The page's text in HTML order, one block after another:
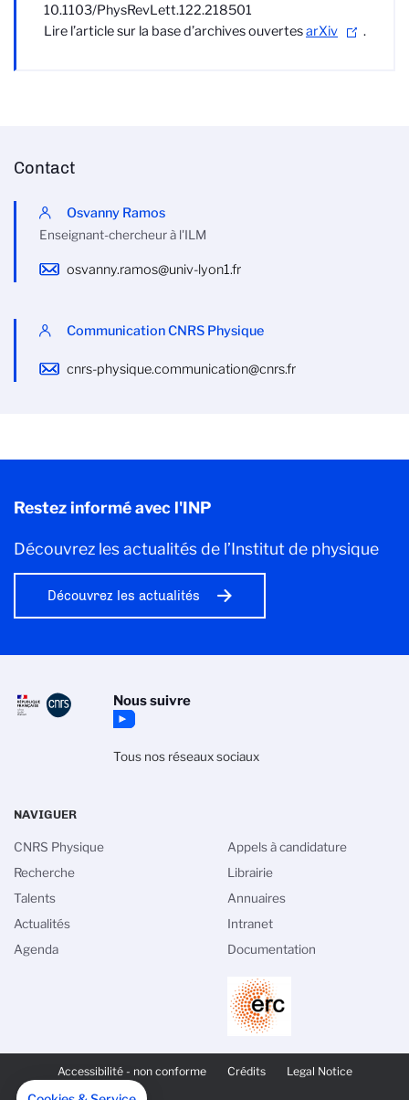
10.1103/PhysRevLett.122.218501
Lire l’article sur la base d’archives ouvertesarXiv .
Contact
Osvanny Ramos
Enseignant-chercheur à l'ILM
osvanny.ramos@univ-lyon1.fr
Communication CNRS Physique
cnrs-physique.communication@cnrs.fr
Restez informé avec l'INP
Découvrez les actualités de l’Institut de physique
Découvrez les actualités
Nous suivre
Tous nos réseaux sociaux
PIED
PAGE
SECONDAIRE
Accessibilité - non conforme Crédits Legal Notice
NAVIGUER
CNRS Physique
Recherche
Talents
Actualités
Agenda
Appels à candidature
Librairie
Annuaires
Intranet
Documentation